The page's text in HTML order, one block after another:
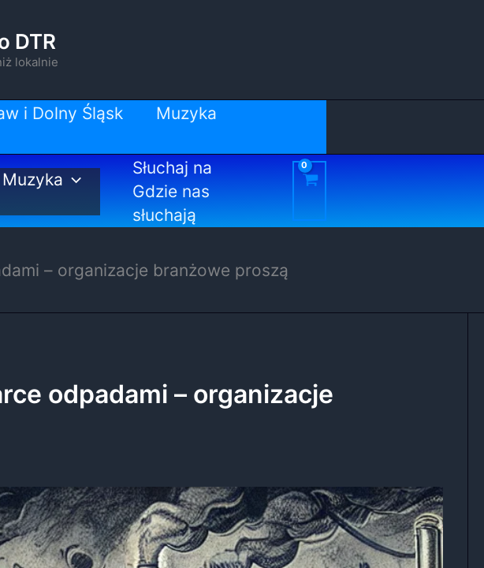
DTR
lokalnie
i Dolny Śląsk
Muzyka
Muzyka
Słuchaj na
Gdzie nas
słuchają
– organizacje branżowe proszą
odpadami – organizacje